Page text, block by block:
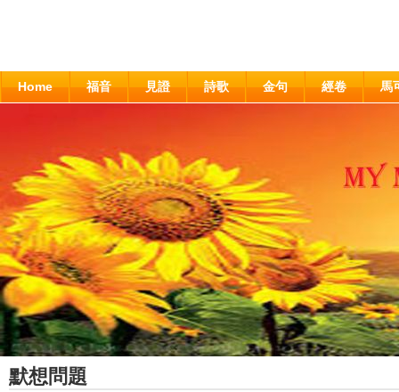
Home 福音 見證 詩歌 金句 經卷 馬
默想問題